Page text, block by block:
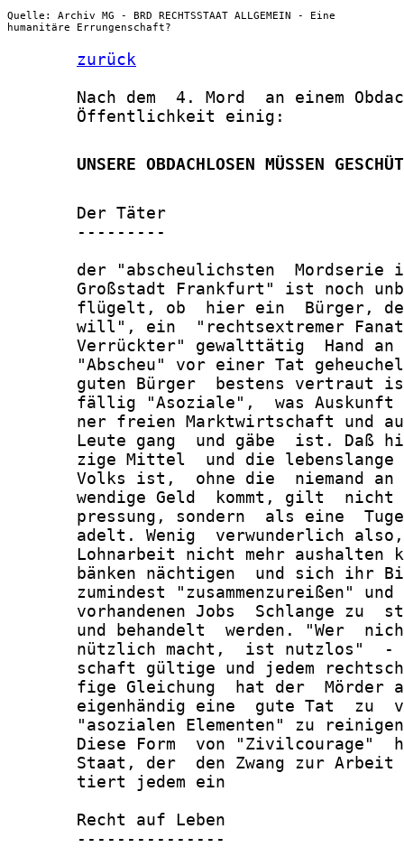
Quelle: Archiv MG - BRD RECHTSSTAAT ALLGEMEIN - Eine
humanitäre Errungenschaft?
zurück
Nach dem  4. Mord  an einem
       Öffentlichkeit einig:
UNSERE OBDACHLOSEN MÜSSEN
       Der Täter
       ---------
der "abscheulichsten  Mordserie
Großstadt Frankfurt" ist noch
flügelt, ob  hier ein  Bürger,
will", ein  "rechtsextremer
Verrückter" gewalttätig  Hand
"Abscheu" vor einer Tat
guten Bürger  bestens vertraut
fällig "Asoziale",  was
ner freien Marktwirtschaft und
Leute gang  und gäbe  ist. Daß
zige Mittel  und die
Volks ist,  ohne die  niemand
wendige Geld  kommt, gilt
pressung, sondern  als eine
adelt. Wenig  verwunderlich
Lohnarbeit nicht mehr aushalten
bänken nächtigen  und sich ihr
zumindest "zusammenzureißen"
vorhandenen Jobs  Schlange zu
und behandelt  werden. "Wer
nützlich macht,  ist nutzlos"
schaft gültige und jedem
fige Gleichung  hat der  Mörder
eigenhändig eine  gute Tat  zu
"asozialen Elementen" zu
Diese Form  von "Zivilcourage"
Staat, der  den Zwang zur
       tiert jedem ein
       Recht auf Leben
       ---------------